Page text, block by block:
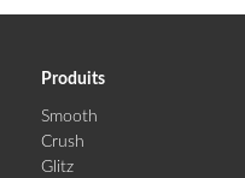
Produits
Smooth
Crush
Glitz